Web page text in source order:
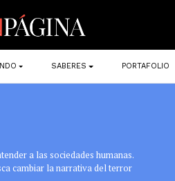
SABERES PORTAFOLIO
a las sociedades humanas.
cambiar la narrativa del terror